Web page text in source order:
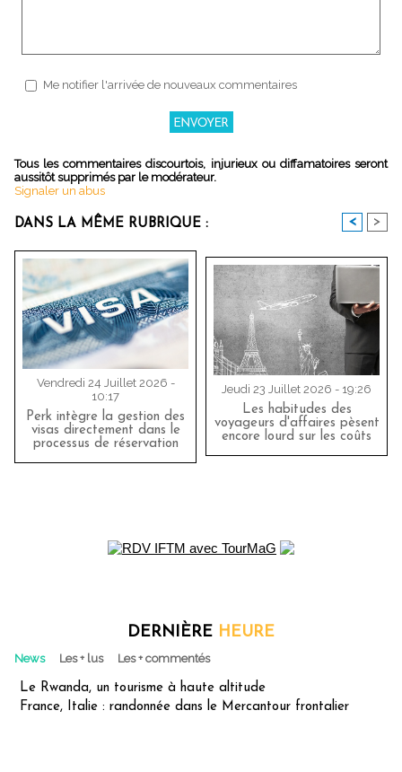
Me notifier l'arrivée de nouveaux commentaires
Tous les commentaires discourtois, injurieux ou diffamatoires seront
aussitôt supprimés par le modérateur.
Signaler un abus
DANS LA MÊME RUBRIQUE : < >
Vendredi 24 Juillet 2026 -
10:17
Perk intègre la gestion des
visas directement dans le
processus de réservation
Jeudi 23 Juillet 2026 - 19:26
Les habitudes des
voyageurs d'affaires pèsent
encore lourd sur les coûts
DERNIÈRE HEURE
News Les + lus Les + commentés
Le Rwanda, un tourisme à haute altitude
France, Italie : randonnée dans le Mercantour frontalier